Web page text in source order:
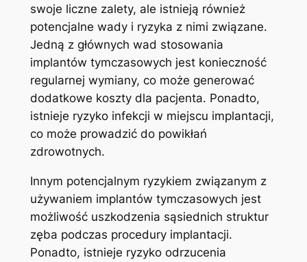
swoje ‍liczne⁤ zalety, ‌ale istnieją również
potencjalne wady i ryzyka z nimi związane.
Jedną z głównych wad⁢ stosowania
‍implantów tymczasowych jest konieczność
regularnej wymiany, co może generować
dodatkowe koszty dla‌ pacjenta.⁢ Ponadto,
⁤istnieje ryzyko infekcji‌ w‍ miejscu implantacji,‌
co może prowadzić do powikłań
⁣zdrowotnych.
Innym potencjalnym ⁣ryzykiem związanym z
używaniem⁤ implantów⁣ tymczasowych‌ jest⁣
możliwość⁤ uszkodzenia sąsiednich‍ struktur
zęba podczas procedury ⁣implantacji.
‍Ponadto, ‌istnieje ryzyko ⁣odrzucenia